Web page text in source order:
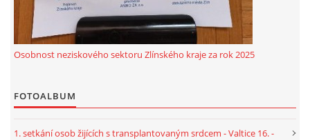
Osobnost neziskového sektoru Zlínského kraje za rok 2025
FOTOALBUM
1. setkání osob žijících s transplantovaným srdcem - Valtice 16. -